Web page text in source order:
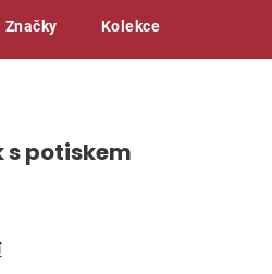
produkty
Značky Kolekce
potiskem